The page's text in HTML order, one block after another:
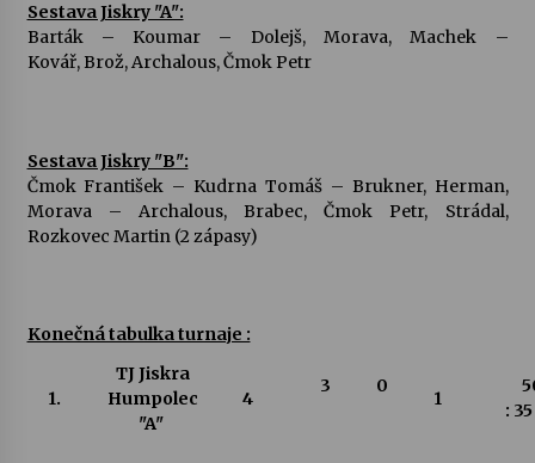
Sestava Jiskry "A":
Barták – Koumar – Dolejš, Morava, Machek –
Kovář, Brož, Archalous, Čmok Petr
Sestava Jiskry "B":
Čmok František – Kudrna Tomáš – Brukner, Herman,
Morava – Archalous, Brabec, Čmok Petr, Strádal,
Rozkovec Martin (2 zápasy)
Konečná tabulka turnaje :
1.
TJ Jiskra
Humpolec
"A"
4
3 0
1
: